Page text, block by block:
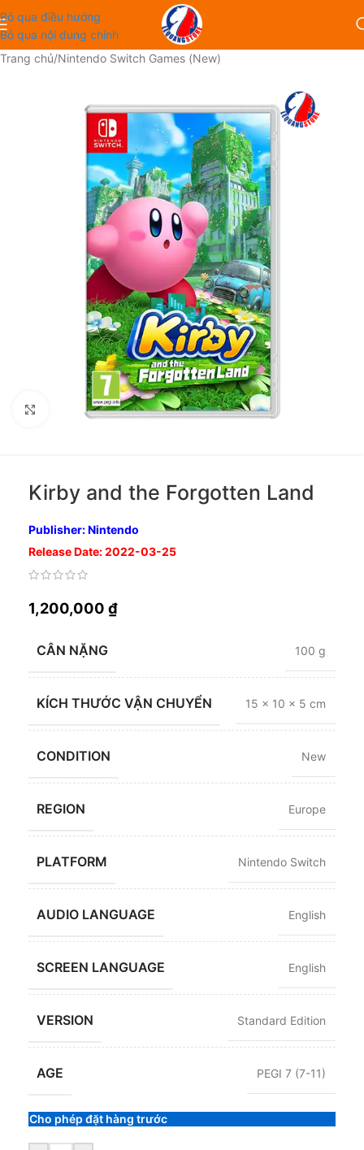
Bỏ qua điều hướng
Bỏ qua nội dung chính
Trang chủ/Nintendo Switch Games (New)
Nhấp để phóng to
Kirby and the Forgotten Land
Publisher: Nintendo
Release Date: 2022-03-25
1,200,000 ₫
CÂN NẶNG 100 g
KÍCH THƯỚC VẬN CHUYỂN 15 × 10 × 5 cm
CONDITION New
REGION Europe
PLATFORM Nintendo Switch
AUDIO LANGUAGE English
SCREEN LANGUAGE English
VERSION Standard Edition
AGE PEGI 7 (7-11)
Cho phép đặt hàng trước